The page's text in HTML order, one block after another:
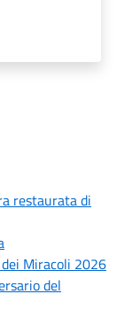
restaurata di
Miracoli 2026
del